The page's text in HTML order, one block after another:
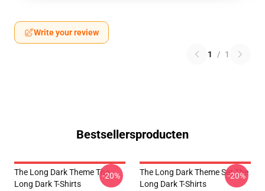
Write your review
1 / 1
Bestsellersproducten
The Long Dark Theme The
Long Dark T-Shirts
-20%
The Long Dark Theme Set The
Long Dark T-Shirts
-20%